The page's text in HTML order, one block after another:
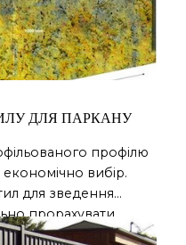
ДЛЯ ПАРКАНУ
профілю
вибір.
для зведення
прорахувати
кількість листів